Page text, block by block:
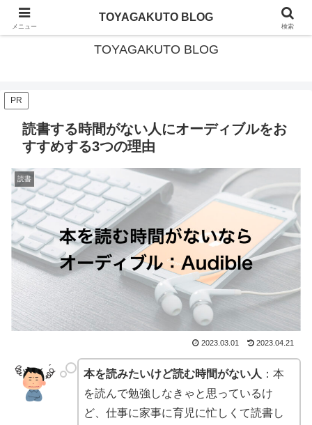
北海道・美深町移住 × ガイド暮らし
TOYAGAKUTO BLOG
PR
読書する時間がない人にオーディブルをお
すすめする3つの理由
読書
2023.03.01 2023.04.21
本を読みたいけど読む時間がない人 ：本
を読んで勉強しなきゃと思っているけ
ど、仕事に家事に育児に忙しくて読書し
メニュー
TOYAGAKUTO BLOG
検索